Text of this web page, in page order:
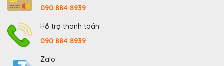
090 884 8939
Hỗ trợ thanh toán
090 884 8939
Zalo